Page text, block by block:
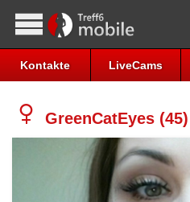
Kontakte LiveCams
GreenCatEyes (45)